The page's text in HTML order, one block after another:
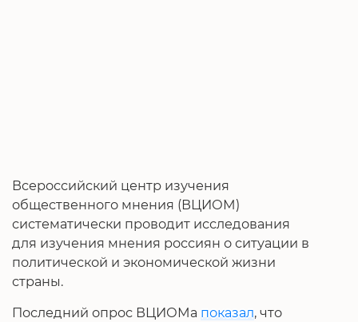
Всероссийский центр изучения
общественного мнения (ВЦИОМ)
систематически проводит исследования
для изучения мнения россиян о ситуации в
политической и экономической жизни
страны.
Последний опрос ВЦИОМа показал, что